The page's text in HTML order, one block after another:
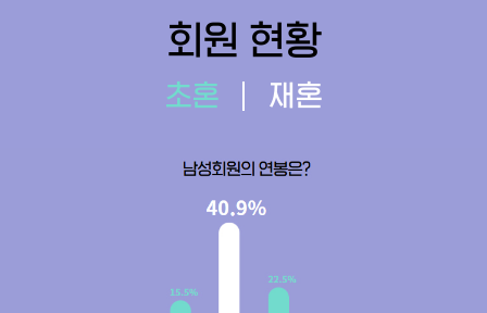
회원 현황
초혼 재혼